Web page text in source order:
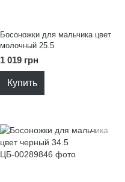
Босоножки для мальчика цвет
молочный 25.5
1 019 грн
Купить